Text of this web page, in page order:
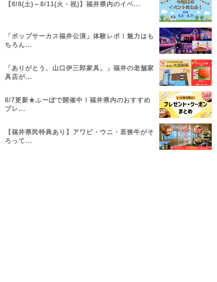
【8/8(土)～8/11(火・祝)】福井県内のイベ...
「ポップサーカス福井公演」体験レポ！魅力はも
ちろん...
「ありがとう、山口伊三郎家具。」福井の老舗家
具店が...
8/7更新★ふーぽで開催中！福井県内のおすすめ
プレ...
【福井県民特典あり】アワビ・ウニ・若狭牛がそ
ろって...